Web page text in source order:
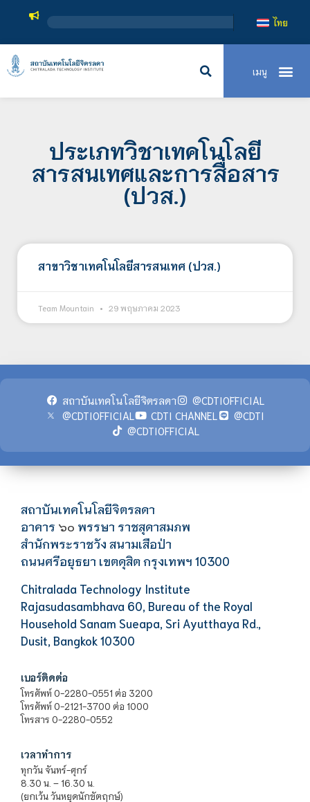
ไทย
ประเภทวิชาเทคโนโลยี
สารสนเทศและการสื่อสาร
(ปวส.)
สาขาวิชาเทคโนโลยีสารสนเทศ (ปวส.)
Team Mountain 29 พฤษภาคม 2023
สถาบันเทคโนโลยีจิตรลดา
@CDTIOFFICIAL
@CDTIOFFICIAL
CDTI CHANNEL
@CDTI
@CDTIOFFICIAL
สถาบันเทคโนโลยีจิตรลดา
อาคาร ๖๐ พรรษา ราชสุดาสมภพ
สำนักพระราชวัง สนามเสือป่า
ถนนศรีอยุธยา เขตดุสิต กรุงเทพฯ 10300
Chitralada Technology Institute
Rajasudasambhava 60, Bureau of the Royal
Household Sanam Sueapa, Sri Ayutthaya Rd.,
Dusit, Bangkok 10300
เบอร์ติดต่อ
โทรศัพท์ 0-2280-0551 ต่อ 3200
โทรศัพท์ 0-2121-3700 ต่อ 1000
โทรสาร 0-2280-0552
เวลาทำการ
ทุกวัน จันทร์-ศุกร์
8.30 น. – 16.30 น.
(ยกเว้น วันหยุดนักขัตฤกษ์)